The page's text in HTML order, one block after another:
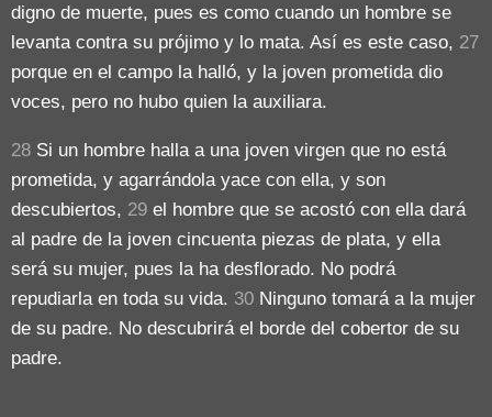
digno de muerte, pues es como cuando un hombre se
levanta contra su prójimo y lo mata. Así es este caso, 27
porque en el campo la halló, y la joven prometida dio
voces, pero no hubo quien la auxiliara.
28 Si un hombre halla a una joven virgen que no está
prometida, y agarrándola yace con ella, y son
descubiertos, 29 el hombre que se acostó con ella dará
al padre de la joven cincuenta piezas de plata, y ella
será su mujer, pues la ha desflorado. No podrá
repudiarla en toda su vida. 30 Ninguno tomará a la mujer
de su padre. No descubrirá el borde del cobertor de su
padre.